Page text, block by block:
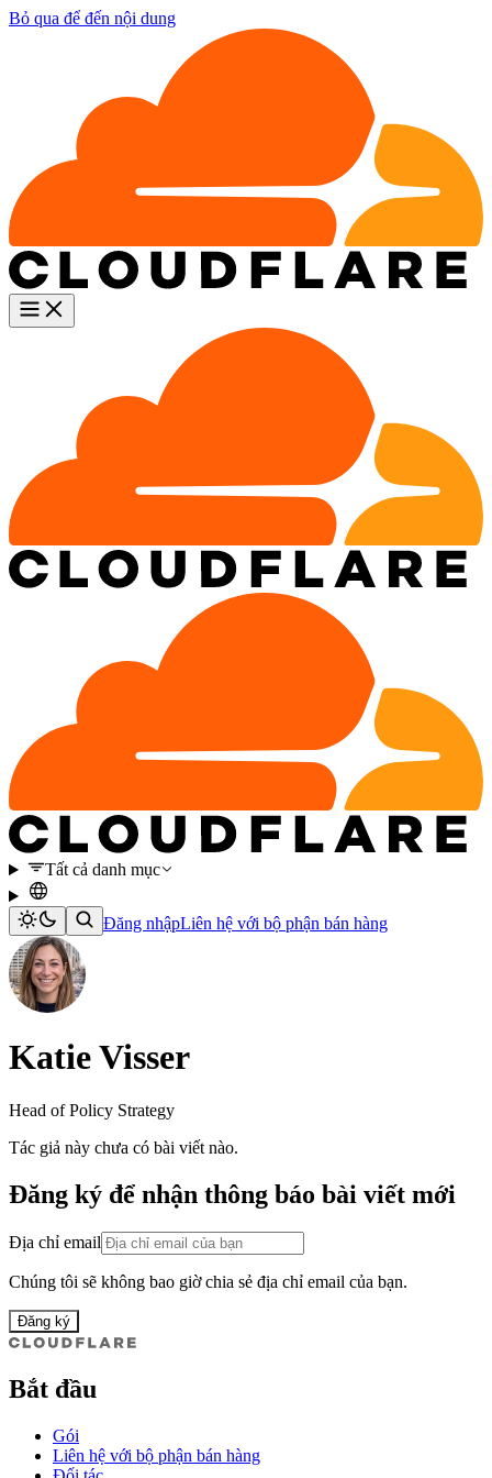
Bỏ qua để đến nội dung
Tất cả danh mục
Đăng nhậpLiên hệ với bộ phận bán hàng
Katie Visser
Head of Policy Strategy
Tác giả này chưa có bài viết nào.
Đăng ký để nhận thông báo bài viết mới
Địa chỉ email
Chúng tôi sẽ không bao giờ chia sẻ địa chỉ email của bạn.
Đăng ký
Bắt đầu
Gói
Liên hệ với bộ phận bán hàng